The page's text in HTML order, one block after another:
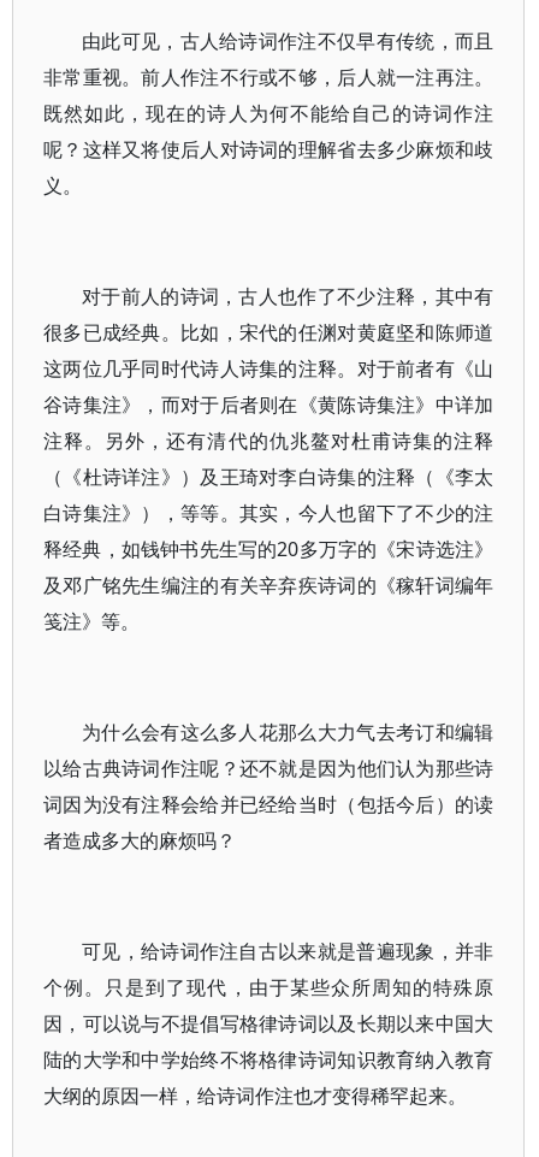
由此可见，古人给诗词作注不仅早有传统，而且
非常重视。前人作注不行或不够，后人就一注再注。
既然如此，现在的诗人为何不能给自己的诗词作注
呢？这样又将使后人对诗词的理解省去多少麻烦和歧
义。
对于前人的诗词，古人也作了不少注释，其中有
很多已成经典。比如，宋代的任渊对黄庭坚和陈师道
这两位几乎同时代诗人诗集的注释。对于前者有《山
谷诗集注》，而对于后者则在《黄陈诗集注》中详加
注释。另外，还有清代的仇兆鳌对杜甫诗集的注释
（《杜诗详注》）及王琦对李白诗集的注释（《李太
白诗集注》），等等。其实，今人也留下了不少的注
释经典，如钱钟书先生写的20多万字的《宋诗选注》
及邓广铭先生编注的有关辛弃疾诗词的《稼轩词编年
笺注》等。
为什么会有这么多人花那么大力气去考订和编辑
以给古典诗词作注呢？还不就是因为他们认为那些诗
词因为没有注释会给并已经给当时（包括今后）的读
者造成多大的麻烦吗？
可见，给诗词作注自古以来就是普遍现象，并非
个例。只是到了现代，由于某些众所周知的特殊原
因，可以说与不提倡写格律诗词以及长期以来中国大
陆的大学和中学始终不将格律诗词知识教育纳入教育
大纲的原因一样，给诗词作注也才变得稀罕起来。